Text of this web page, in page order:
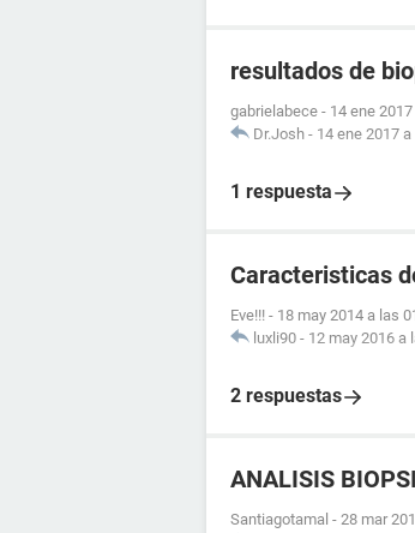
resultados de
gabrielabece - 14 ene
Dr.Josh - 14 ene 2017
1 respuesta
Caracteristicas
Eve!!! - 18 may 2014 a las
luxli90 - 12 may 2016 a
2 respuestas
ANALISIS
Santiagotamal - 28 mar